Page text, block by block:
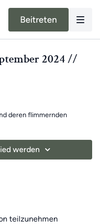
Beitreten
2024 //
deren flimmernden
Alltag nicht mehr
😇
werden
teilzunehmen